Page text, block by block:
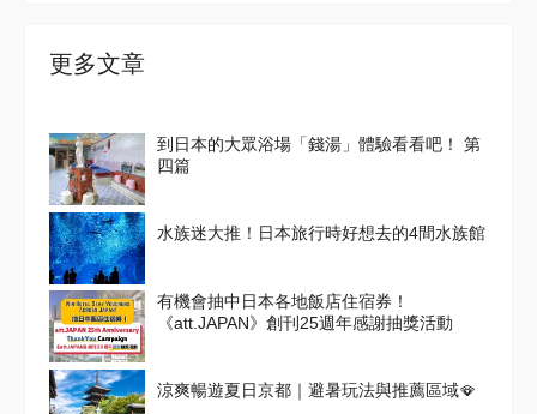
更多文章
到日本的大眾浴場「錢湯」體驗看看吧！ 第
四篇
水族迷大推！日本旅行時好想去的4間水族館
有機會抽中日本各地飯店住宿券！
《att.JAPAN》創刊25週年感謝抽獎活動
涼爽暢遊夏日京都｜避暑玩法與推薦區域🪭